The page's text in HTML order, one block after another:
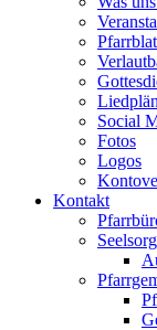
Social
Fotos
Logos
Kontakt